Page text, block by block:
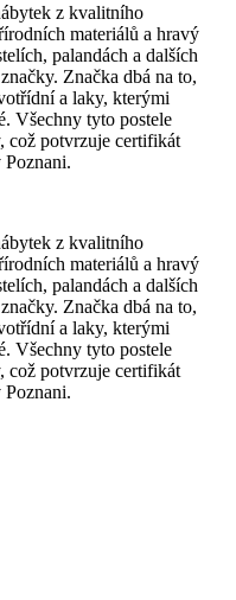
z kvalitního
materiálů a hravý
palandách a dalších
Značka dbá na to,
a laky, kterými
Všechny tyto postele
což potvrzuje certifikát
z kvalitního
materiálů a hravý
palandách a dalších
Značka dbá na to,
a laky, kterými
Všechny tyto postele
což potvrzuje certifikát